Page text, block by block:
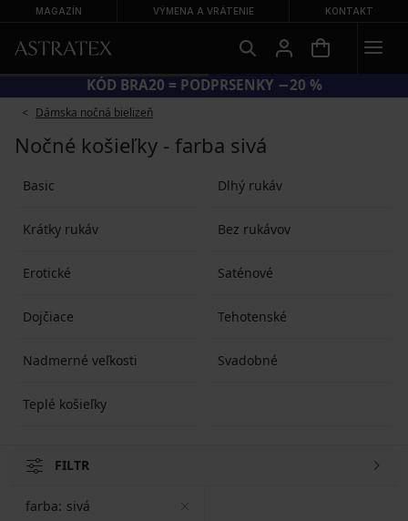
MAGAZÍN VÝMENA A VRÁTENIE KONTAKT
KÓD BRA20 = PODPRSENKY −20 %
Dámska nočná bielizeň
Nočné košieľky - farba sivá
Basic Dlhý rukáv
Krátky rukáv Bez rukávov
Erotické Saténové
Dojčiace Tehotenské
Nadmerné veľkosti Svadobné
Teplé košieľky
FILTR
farba: sivá